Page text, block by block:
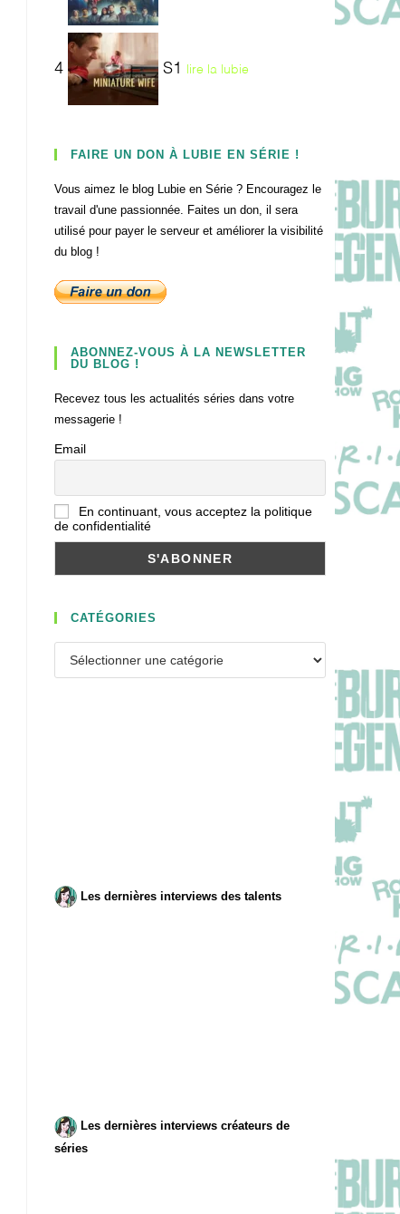
4 S1 lire la lubie
FAIRE UN DON À LUBIE EN SÉRIE !
Vous aimez le blog Lubie en Série ? Encouragez le
travail d'une passionnée. Faites un don, il sera
utilisé pour payer le serveur et améliorer la visibilité
du blog !
ABONNEZ-VOUS À LA NEWSLETTER
DU BLOG !
Recevez tous les actualités séries dans votre
messagerie !
Email
En continuant, vous acceptez la politique
de confidentialité
CATÉGORIES
Les dernières interviews des talents
Les dernières interviews créateurs de
séries